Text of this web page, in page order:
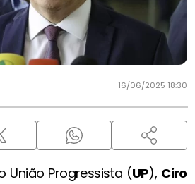
16/06/2025 18:30
União Progressista (UP), Ciro